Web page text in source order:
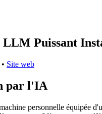
LLM Puissant
• Site web
par l'IA
personnelle